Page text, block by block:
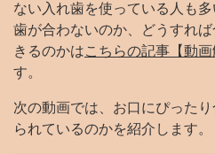
ない入れ歯を使っている人も
歯が合わないのか、どうすれ
きるのかはこちらの記事【動画
す。
次の動画では、お口にぴった
られているのかを紹介します。